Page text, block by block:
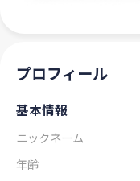
プロフィール
基本情報
ニックネーム
年齢